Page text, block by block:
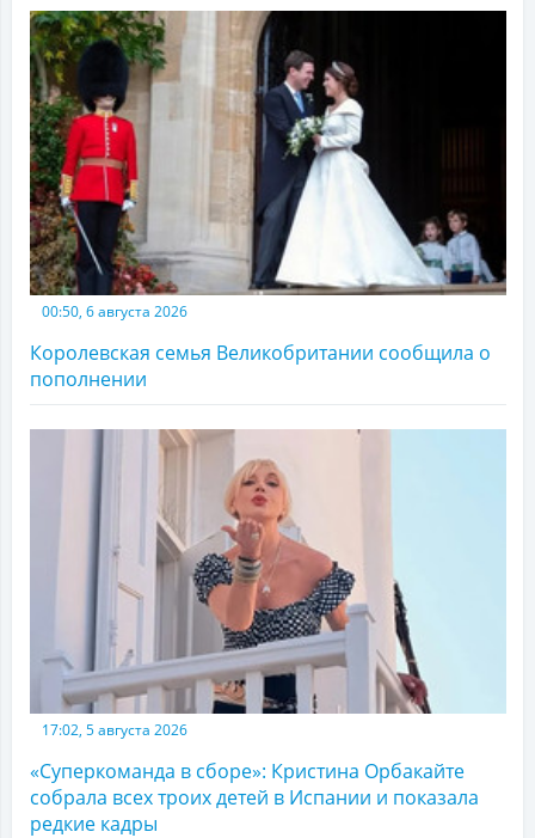
00:50, 6 августа 2026
Королевская семья Великобритании сообщила о
пополнении
17:02, 5 августа 2026
«Суперкоманда в сборе»: Кристина Орбакайте
собрала всех троих детей в Испании и показала
редкие кадры